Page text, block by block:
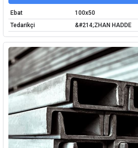
Ebat
100x50
Tedarikçi
&#214;ZHAN HADDE